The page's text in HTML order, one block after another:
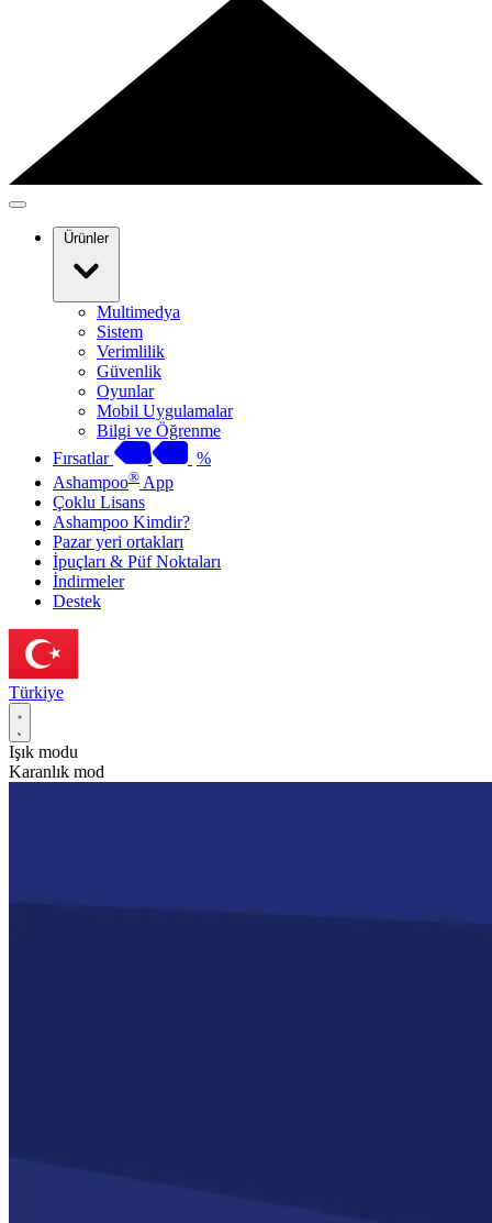
Ürünler
Multimedya
Sistem
Verimlilik
Güvenlik
Oyunlar
Mobil Uygulamalar
Bilgi ve Öğrenme
Fırsatlar
%
Ashampoo® App
Çoklu Lisans
Ashampoo Kimdir?
Pazar yeri ortakları
İpuçları & Püf Noktaları
İndirmeler
Destek
Türkiye
Işık modu
Karanlık mod